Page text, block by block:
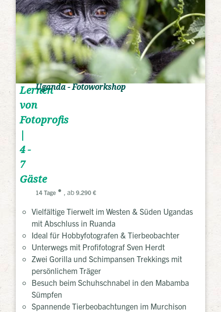
Lernen
von
Fotoprofis
|
4 -
7
Gäste
Uganda - Fotoworkshop
14 Tage , ab 9.290 €
Vielfältige Tierwelt im Westen & Süden Ugandas
mit Abschluss in Ruanda
Ideal für Hobbyfotografen & Tierbeobachter
Unterwegs mit Profifotograf Sven Herdt
Zwei Gorilla und Schimpansen Trekkings mit
persönlichem Träger
Besuch beim Schuhschnabel in den Mabamba
Sümpfen
Spannende Tierbeobachtungen im Murchison